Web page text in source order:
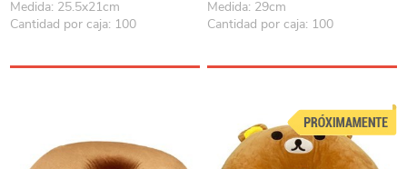
Medida: 25.5x21cm
Cantidad por caja: 100
Medida: 29cm
Cantidad por caja: 100